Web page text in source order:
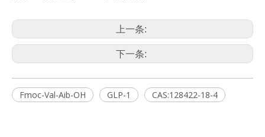
上一条:
下一条:
Fmoc-Val-Aib-OH GLP-1 CAS:128422-18-4